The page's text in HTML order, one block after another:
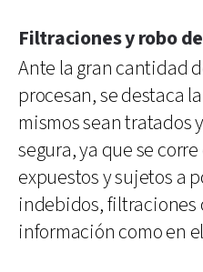
Filtraciones y robo
Ante la gran cantidad
procesan, se destaca
mismos sean tratados
segura, ya que se
expuestos y sujetos a
indebidos, filtraciones
información como en